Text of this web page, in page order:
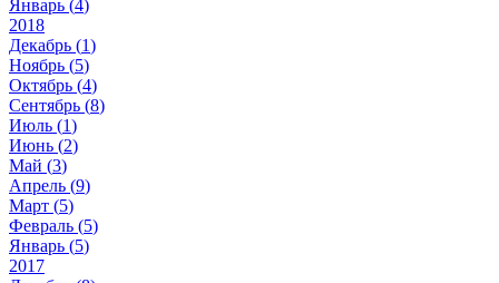
Январь (4)
2018
Декабрь (1)
Ноябрь (5)
Октябрь (4)
Сентябрь (8)
Июль (1)
Июнь (2)
Май (3)
Апрель (9)
Март (5)
Февраль (5)
Январь (5)
2017